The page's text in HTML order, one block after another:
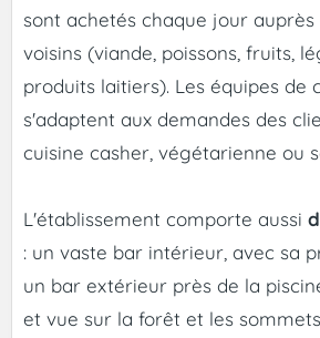
sont achetés chaque jour
voisins (viande, poissons, fruits,
produits laitiers). Les équipes de
s'adaptent aux demandes des
cuisine casher, végétarienne ou
L'établissement comporte aussi
: un vaste bar intérieur, avec sa
un bar extérieur près de la
et vue sur la forêt et les